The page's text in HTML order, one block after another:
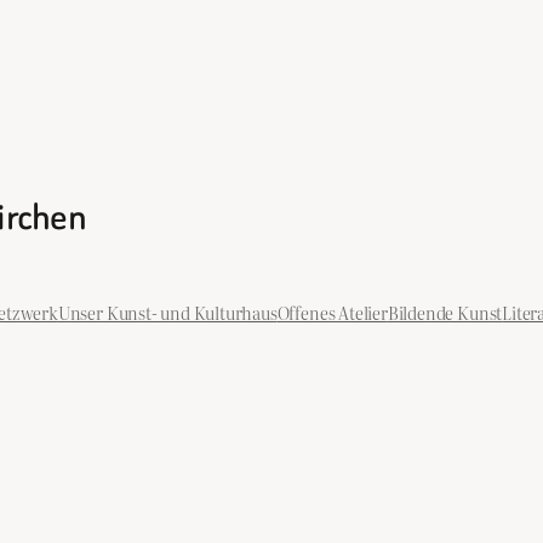
Unser Kunst- und KulturhausOffenes AtelierBildende Kunst